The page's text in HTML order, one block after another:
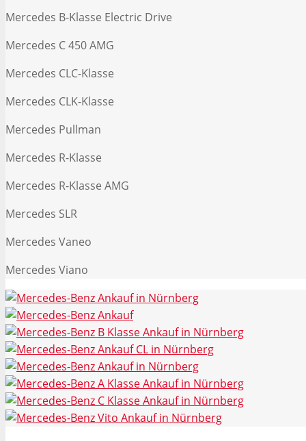
Mercedes B-Klasse Electric Drive
Mercedes C 450 AMG
Mercedes CLC-Klasse
Mercedes CLK-Klasse
Mercedes Pullman
Mercedes R-Klasse
Mercedes R-Klasse AMG
Mercedes SLR
Mercedes Vaneo
Mercedes Viano